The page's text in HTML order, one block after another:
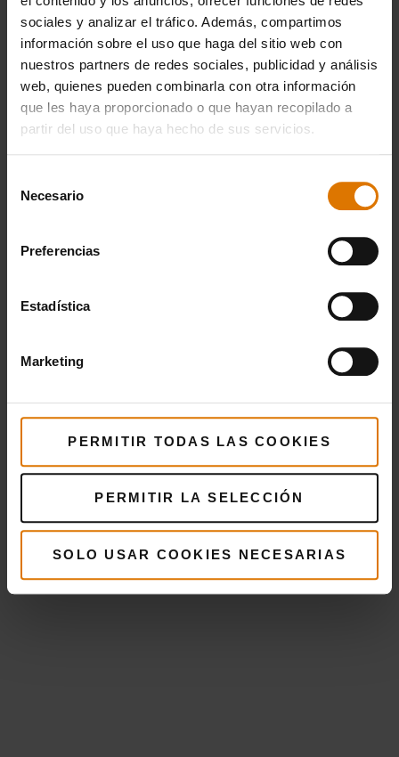
sociales y analizar el tráfico. Además, compartimos
información sobre el uso que haga del sitio web con
nuestros partners de redes sociales, publicidad y análisis
web, quienes pueden combinarla con otra información
que les haya proporcionado o que hayan recopilado a
partir del uso que haya hecho de sus servicios.
Necesario
Preferencias
Estadística
Marketing
PERMITIR TODAS LAS COOKIES
PERMITIR LA SELECCIÓN
SOLO USAR COOKIES NECESARIAS
Termómetro de lectura instantánea
IMPRIMIR ESTA LISTA